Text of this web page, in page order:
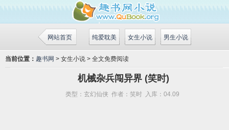
网站首页 男生小说
女生小说
纯爱耽美
当前位置： 趣书网 > 女生小说 > 全文免费阅读
机械杂兵闯异界 (笑时)
类型：玄幻仙侠 作者：笑时 入库：04.09